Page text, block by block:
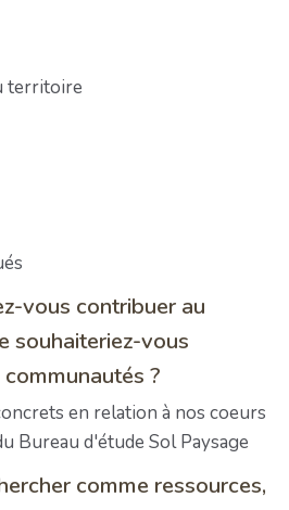
territoire
vous contribuer au
souhaiteriez-vous
?
en relation à nos coeurs
Bureau d'étude Sol Paysage
comme ressources,